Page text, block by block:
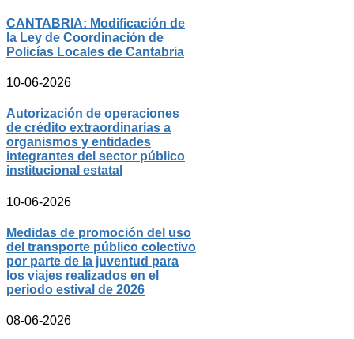
CANTABRIA: Modificación de
la Ley de Coordinación de
Policías Locales de Cantabria
10-06-2026
Autorización de operaciones
de crédito extraordinarias a
organismos y entidades
integrantes del sector público
institucional estatal
10-06-2026
Medidas de promoción del uso
del transporte público colectivo
por parte de la juventud para
los viajes realizados en el
periodo estival de 2026
08-06-2026